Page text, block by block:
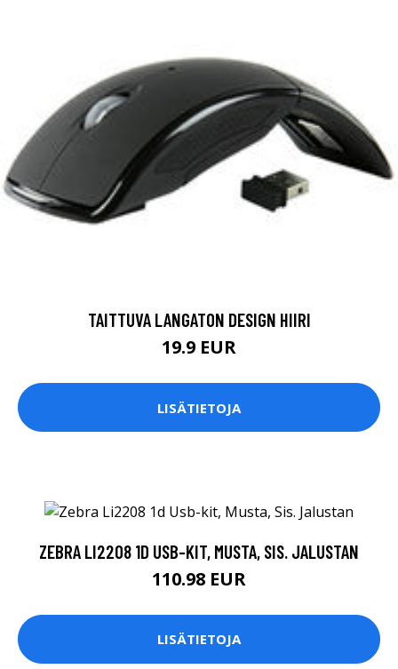
TAITTUVA LANGATON DESIGN HIIRI
19.9 EUR
LISÄTIETOJA
ZEBRA LI2208 1D USB-KIT, MUSTA, SIS. JALUSTAN
110.98 EUR
LISÄTIETOJA